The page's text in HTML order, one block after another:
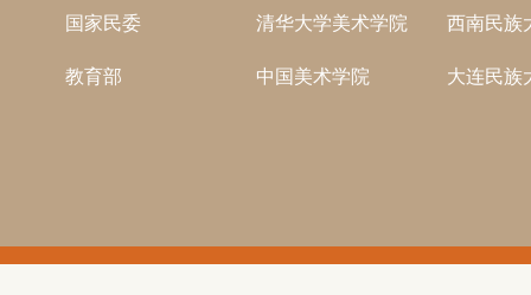
国家民委 清华大学美术学院 西南民族
教育部 中国美术学院 大连民族